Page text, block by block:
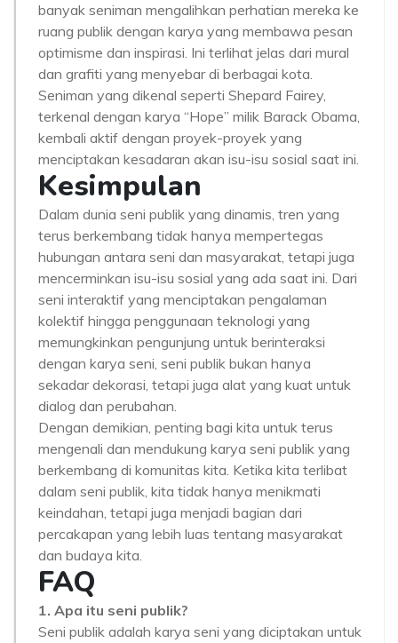
banyak seniman mengalihkan perhatian mereka ke
ruang publik dengan karya yang membawa pesan
optimisme dan inspirasi. Ini terlihat jelas dari mural
dan grafiti yang menyebar di berbagai kota.
Seniman yang dikenal seperti Shepard Fairey,
terkenal dengan karya “Hope” milik Barack Obama,
kembali aktif dengan proyek-proyek yang
menciptakan kesadaran akan isu-isu sosial saat ini.
Kesimpulan
Dalam dunia seni publik yang dinamis, tren yang
terus berkembang tidak hanya mempertegas
hubungan antara seni dan masyarakat, tetapi juga
mencerminkan isu-isu sosial yang ada saat ini. Dari
seni interaktif yang menciptakan pengalaman
kolektif hingga penggunaan teknologi yang
memungkinkan pengunjung untuk berinteraksi
dengan karya seni, seni publik bukan hanya
sekadar dekorasi, tetapi juga alat yang kuat untuk
dialog dan perubahan.
Dengan demikian, penting bagi kita untuk terus
mengenali dan mendukung karya seni publik yang
berkembang di komunitas kita. Ketika kita terlibat
dalam seni publik, kita tidak hanya menikmati
keindahan, tetapi juga menjadi bagian dari
percakapan yang lebih luas tentang masyarakat
dan budaya kita.
FAQ
1. Apa itu seni publik?
Seni publik adalah karya seni yang diciptakan untuk